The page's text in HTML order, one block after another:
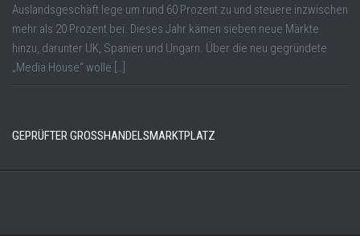
Auslandsgeschäft lege um rund 60 Prozent zu und steuere inzwischen
mehr als 20 Prozent bei. Dieses Jahr kämen sieben neue Märkte
hinzu, darunter UK, Spanien und Ungarn. Über die neu gegründete
„Media House“ wolle […]
GEPRÜFTER GROSSHANDELSMARKTPLATZ